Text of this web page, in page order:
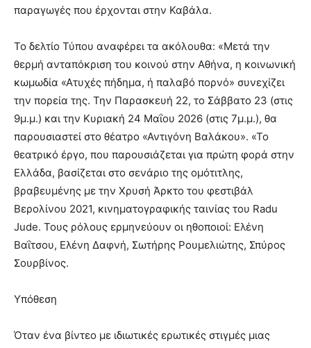
παραγωγές που έρχονται στην Καβάλα.
Το δελτίο Τύπου αναφέρει τα ακόλουθα: «Μετά την
θερμή ανταπόκριση του κοινού στην Αθήνα, η κοινωνική
κωμωδία «Ατυχές πήδημα, ή παλαβό πορνό» συνεχίζει
την πορεία της. Την Παρασκευή 22, το Σάββατο 23 (στις
9μ.μ.) και την Κυριακή 24 Μαΐου 2026 (στις 7μ.μ.), θα
παρουσιαστεί στο θέατρο «Αντιγόνη Βαλάκου». «Το
θεατρικό έργο, που παρουσιάζεται για πρώτη φορά στην
Ελλάδα, βασίζεται στο σενάριο της ομότιτλης,
βραβευμένης με την Χρυσή Άρκτο του φεστιβάλ
Βερολίνου 2021, κινηματογραφικής ταινίας του Radu
Jude. Τους ρόλους ερμηνεύουν οι ηθοποιοί: Ελένη
Βαΐτσου, Ελένη Δαφνή, Σωτήρης Ρουμελιώτης, Σπύρος
Σουρβίνος.
Υπόθεση
Όταν ένα βίντεο με ιδιωτικές ερωτικές στιγμές μιας